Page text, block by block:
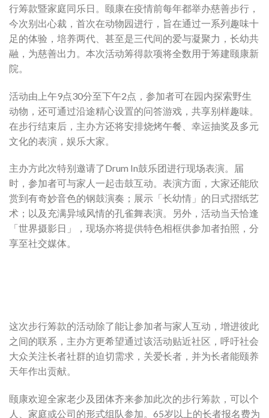
行筹款暨家庭同乐日。颐康在疫情前每年都举办慈善步行，
今次别出心裁，首次在动物园进行，旨在通过一系列趣味十
足的体验，培养两代、甚至是三代间的爱与凝聚力，长幼共
融，为慈善出力。本次活动筹得款项将全数用于筹建颐康新
院。
活动由上午9点30分至下午2点，参加者可在园内探索野生
动物，还可通过沿途精心设置的问答游戏，共享别样趣味。
在步行结束后，主办方还将安排烧烤午餐、幸运抽奖及多元
文化的表演，娱乐大家。
主办方此次特别邀请了Drum In鼓乐团进行现场表演。届
时，参加者可与家人一起击鼓互动。表演方面，大家还能欣
赏到有奇妙音色的钢鼓演奏；展示「长幼情」的日式摺纸艺
术；以及充满异域风情的孔雀舞表演。另外，活动当天恰逢
「世界摄影日」，现场亦将提供特色相框供参加者拍照，分
享至社交媒体。
这次步行筹款的活动除了能让参加者与家人互动，增进彼此
之间的联系，主办方更希望通过该活动贴近社区，呼吁社会
大众关注长者社群的迫切需求，关爱长者，并为长者能颐养
天年作出贡献。
颐康欢迎全家老少及团体齐来参加此次的步行筹款，可以个
人、家庭或公司的形式组队参加。65岁以上的长者报名费为